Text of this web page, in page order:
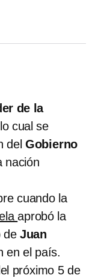
de la
cual se
del Gobierno
nación
cuando la
aprobó la
deJuan
en el país.
próximo 5 de